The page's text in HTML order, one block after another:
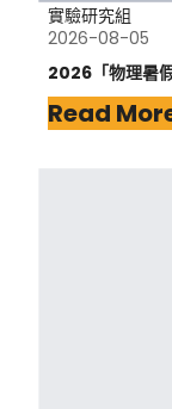
實驗研究組
2026-08-05
2026「物理暑
Read